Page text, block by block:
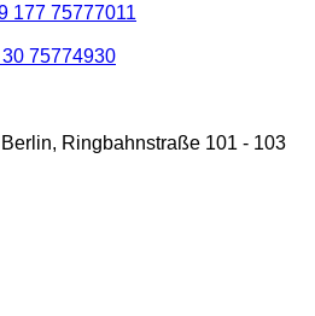
177 75777011
75774930
Ringbahnstraße 101 - 103